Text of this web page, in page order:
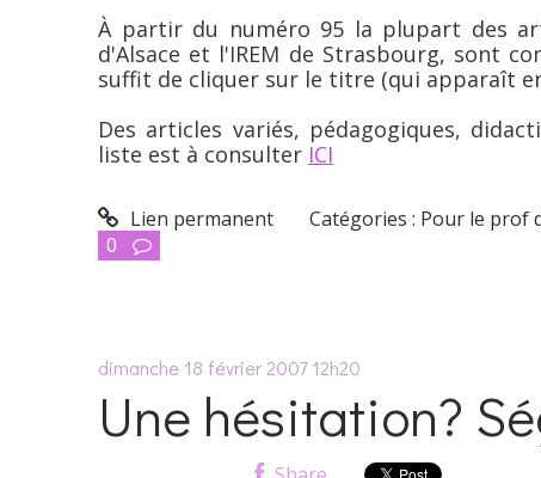
À partir du numéro 95 la plupart des
d'Alsace et l'IREM de Strasbourg, sont
suffit de cliquer sur le titre (qui apparaît
Des articles variés, pédagogiques,
liste est à consulter ICI
Lien permanent Catégories : Pour le prof
0
dimanche 18 février 2007 12h20
Une hésitation?